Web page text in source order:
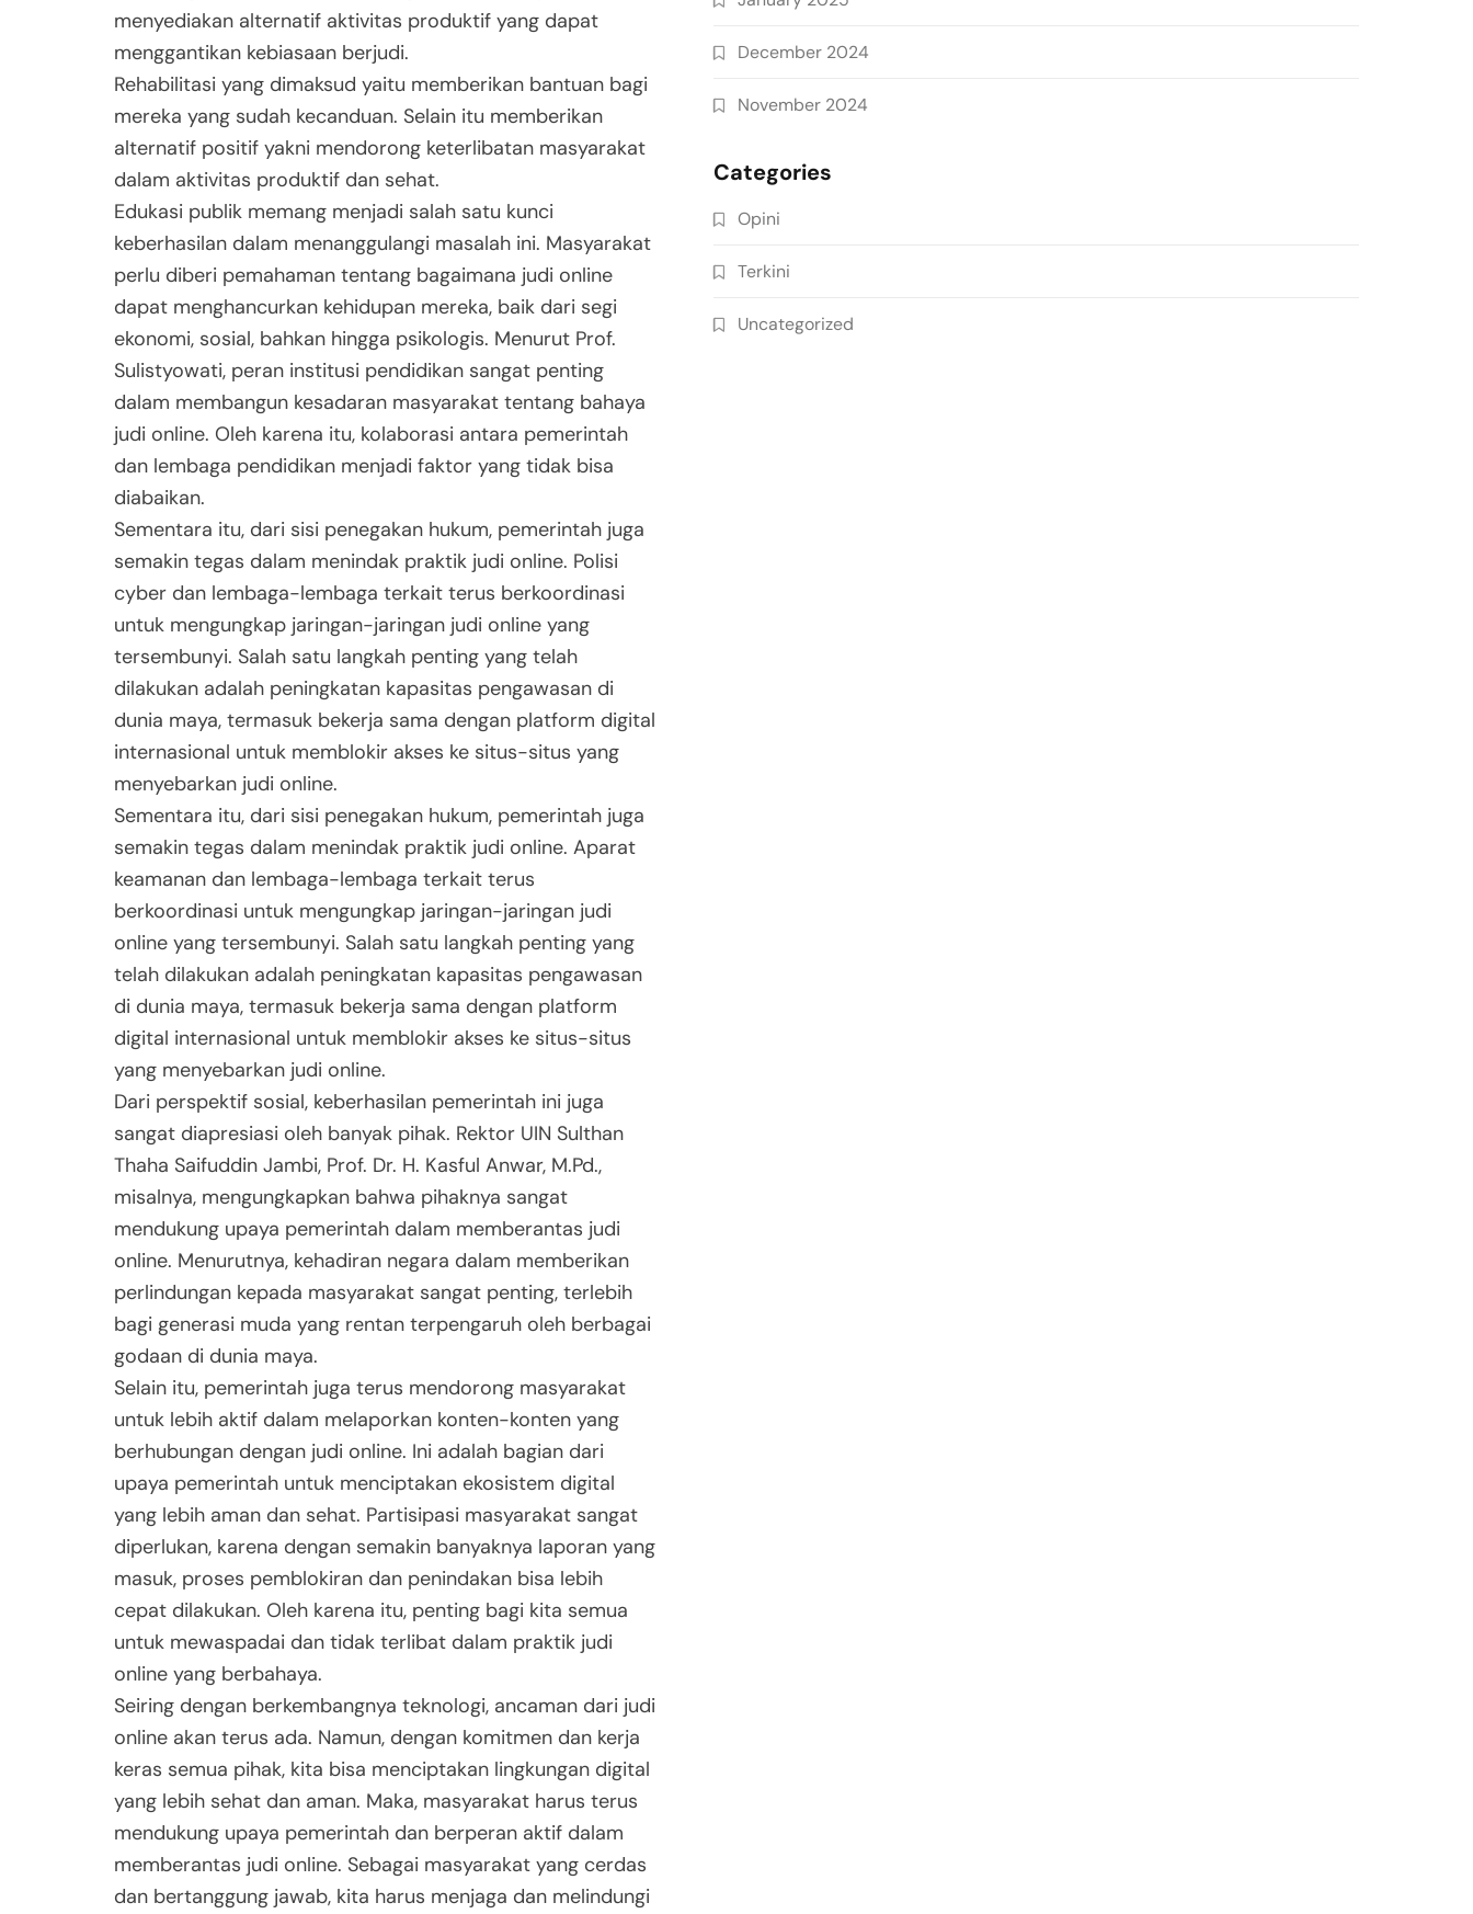
menyediakan alternatif aktivitas produktif yang dapat
menggantikan kebiasaan berjudi.
Rehabilitasi yang dimaksud yaitu memberikan bantuan bagi
mereka yang sudah kecanduan. Selain itu memberikan
alternatif positif yakni mendorong keterlibatan masyarakat
dalam aktivitas produktif dan sehat.
Edukasi publik memang menjadi salah satu kunci
keberhasilan dalam menanggulangi masalah ini. Masyarakat
perlu diberi pemahaman tentang bagaimana judi online
dapat menghancurkan kehidupan mereka, baik dari segi
ekonomi, sosial, bahkan hingga psikologis. Menurut Prof.
Sulistyowati, peran institusi pendidikan sangat penting
dalam membangun kesadaran masyarakat tentang bahaya
judi online. Oleh karena itu, kolaborasi antara pemerintah
dan lembaga pendidikan menjadi faktor yang tidak bisa
diabaikan.
Sementara itu, dari sisi penegakan hukum, pemerintah juga
semakin tegas dalam menindak praktik judi online. Polisi
cyber dan lembaga-lembaga terkait terus berkoordinasi
untuk mengungkap jaringan-jaringan judi online yang
tersembunyi. Salah satu langkah penting yang telah
dilakukan adalah peningkatan kapasitas pengawasan di
dunia maya, termasuk bekerja sama dengan platform digital
internasional untuk memblokir akses ke situs-situs yang
menyebarkan judi online.
Sementara itu, dari sisi penegakan hukum, pemerintah juga
semakin tegas dalam menindak praktik judi online. Aparat
keamanan dan lembaga-lembaga terkait terus
berkoordinasi untuk mengungkap jaringan-jaringan judi
online yang tersembunyi. Salah satu langkah penting yang
telah dilakukan adalah peningkatan kapasitas pengawasan
di dunia maya, termasuk bekerja sama dengan platform
digital internasional untuk memblokir akses ke situs-situs
yang menyebarkan judi online.
Dari perspektif sosial, keberhasilan pemerintah ini juga
sangat diapresiasi oleh banyak pihak. Rektor UIN Sulthan
Thaha Saifuddin Jambi, Prof. Dr. H. Kasful Anwar, M.Pd.,
misalnya, mengungkapkan bahwa pihaknya sangat
mendukung upaya pemerintah dalam memberantas judi
online. Menurutnya, kehadiran negara dalam memberikan
perlindungan kepada masyarakat sangat penting, terlebih
bagi generasi muda yang rentan terpengaruh oleh berbagai
godaan di dunia maya.
Selain itu, pemerintah juga terus mendorong masyarakat
untuk lebih aktif dalam melaporkan konten-konten yang
berhubungan dengan judi online. Ini adalah bagian dari
upaya pemerintah untuk menciptakan ekosistem digital
yang lebih aman dan sehat. Partisipasi masyarakat sangat
diperlukan, karena dengan semakin banyaknya laporan yang
masuk, proses pemblokiran dan penindakan bisa lebih
cepat dilakukan. Oleh karena itu, penting bagi kita semua
untuk mewaspadai dan tidak terlibat dalam praktik judi
online yang berbahaya.
Seiring dengan berkembangnya teknologi, ancaman dari judi
online akan terus ada. Namun, dengan komitmen dan kerja
keras semua pihak, kita bisa menciptakan lingkungan digital
yang lebih sehat dan aman. Maka, masyarakat harus terus
mendukung upaya pemerintah dan berperan aktif dalam
memberantas judi online. Sebagai masyarakat yang cerdas
dan bertanggung jawab, kita harus menjaga dan melindungi
December 2024
November 2024
Categories
Opini
Terkini
Uncategorized